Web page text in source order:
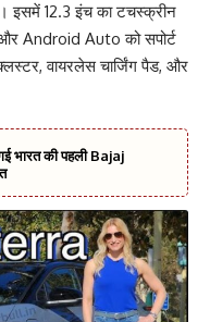
इसमें 12.3 इंच का टचस्क्रीन
Android Auto को सपोर्ट
वायरलेस चार्जिंग पैड, और
भारत की पहली Bajaj